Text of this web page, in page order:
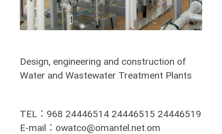
Design, engineering and construction of
Water and Wastewater Treatment Plants
TEL：968 24446514 24446515 24446519
E-mail：owatco@omantel.net.om